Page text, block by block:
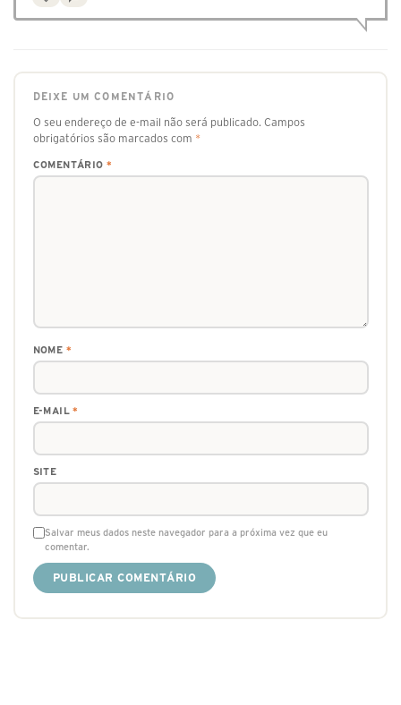
DEIXE UM COMENTÁRIO
O seu endereço de e-mail não será publicado. Campos
obrigatórios são marcados com *
COMENTÁRIO *
NOME *
E-MAIL*
SITE
Salvar meus dados neste navegador para a próxima vez que eu
comentar.